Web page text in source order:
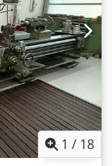
1 / 18